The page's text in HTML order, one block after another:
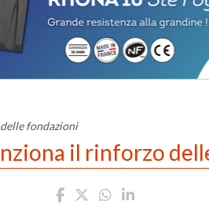
fondazioni
il rinforzo